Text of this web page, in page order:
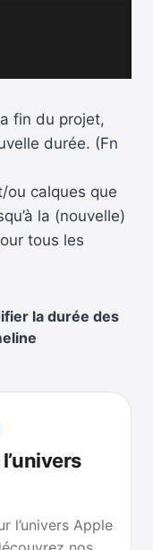
fin du projet,
durée. (Fn
ou calques que
la (nouvelle)
tous les
la durée des
l’univers Apple